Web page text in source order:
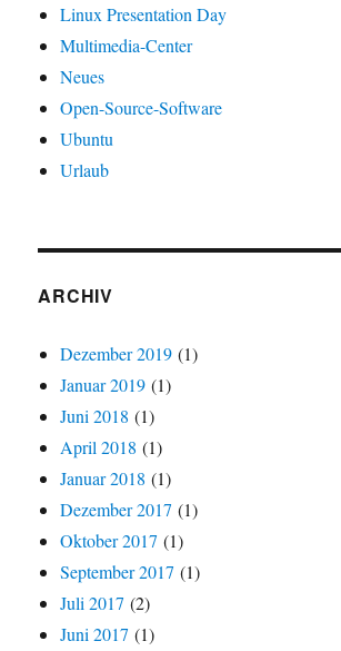
Linux Presentation Day
Multimedia-Center
Neues
Open-Source-Software
Ubuntu
Urlaub
ARCHIV
Dezember 2019 (1)
Januar 2019 (1)
Juni 2018 (1)
April 2018 (1)
Januar 2018 (1)
Dezember 2017 (1)
Oktober 2017 (1)
September 2017 (1)
Juli 2017 (2)
Juni 2017 (1)